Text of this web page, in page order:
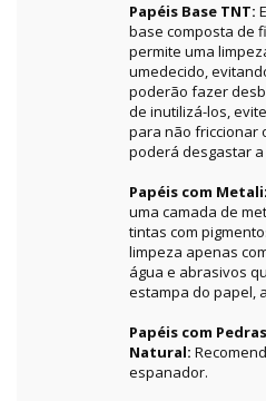
Papéis Base TNT:
base composta de
permite uma
umedecido,
poderão fazer
de inutilizá-los,
para não friccionar
poderá desgastar
Papéis com
uma camada de
tintas com
limpeza apenas
água e abrasivos
estampa do papel,
Papéis com
Natural:
espanador.